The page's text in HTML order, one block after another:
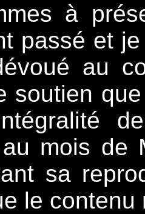
à
passé et
au
soutien
mois de
sa
le